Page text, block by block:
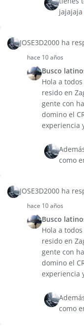
jajajaja
JOSE3D2000 ha
hace 10 años
Busco
Hola a
resido en
gente con
domino el
experiencia
como
JOSE3D2000 ha
hace 10 años
Busco
Hola a
resido en
gente con
domino el
experiencia
como